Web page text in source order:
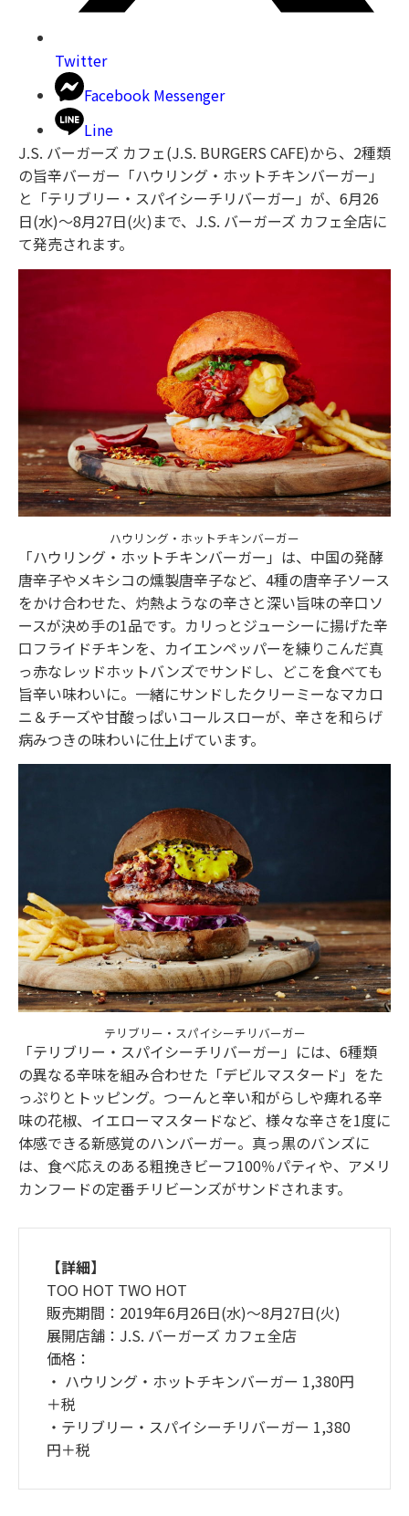
Twitter
Facebook Messenger
Line
J.S. バーガーズ カフェ(J.S. BURGERS CAFE)から、2種類
の旨辛バーガー「ハウリング・ホットチキンバーガー」
と「テリブリー・スパイシーチリバーガー」が、6月26
日(水)～8月27日(火)まで、J.S. バーガーズ カフェ全店に
て発売されます。
ハウリング・ホットチキンバーガー
「ハウリング・ホットチキンバーガー」は、中国の発酵
唐辛子やメキシコの燻製唐辛子など、4種の唐辛子ソース
をかけ合わせた、灼熱ようなの辛さと深い旨味の辛口ソ
ースが決め手の1品です。カリっとジューシーに揚げた辛
口フライドチキンを、カイエンペッパーを練りこんだ真
っ赤なレッドホットバンズでサンドし、どこを食べても
旨辛い味わいに。一緒にサンドしたクリーミーなマカロ
ニ＆チーズや甘酸っぱいコールスローが、辛さを和らげ
病みつきの味わいに仕上げています。
テリブリー・スパイシーチリバーガー
「テリブリー・スパイシーチリバーガー」には、6種類
の異なる辛味を組み合わせた「デビルマスタード」をた
っぷりとトッピング。つーんと辛い和がらしや痺れる辛
味の花椒、イエローマスタードなど、様々な辛さを1度に
体感できる新感覚のハンバーガー。真っ黒のバンズに
は、食べ応えのある粗挽きビーフ100％パティや、アメリ
カンフードの定番チリビーンズがサンドされます。
【詳細】
TOO HOT TWO HOT
販売期間：2019年6月26日(水)～8月27日(火)
展開店舗：J.S. バーガーズ カフェ全店
価格：
・ ハウリング・ホットチキンバーガー 1,380円
＋税
・テリブリー・スパイシーチリバーガー 1,380
円＋税